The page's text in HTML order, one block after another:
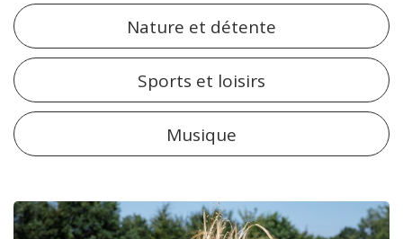
Nature et détente
Sports et loisirs
Musique